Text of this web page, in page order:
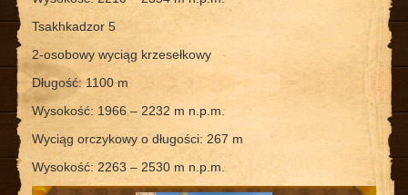
Tsakhkadzor 5
2-osobowy wyciąg krzesełkowy
Długość: 1100 m
Wysokość: 1966 – 2232 m n.p.m.
Wyciąg orczykowy o długości: 267 m
Wysokość: 2263 – 2530 m n.p.m.